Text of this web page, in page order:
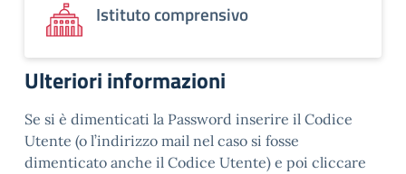
Istituto comprensivo
Ulteriori informazioni
Se si è dimenticati la Password inserire il Codice
Utente (o l’indirizzo mail nel caso si fosse
dimenticato anche il Codice Utente) e poi cliccare